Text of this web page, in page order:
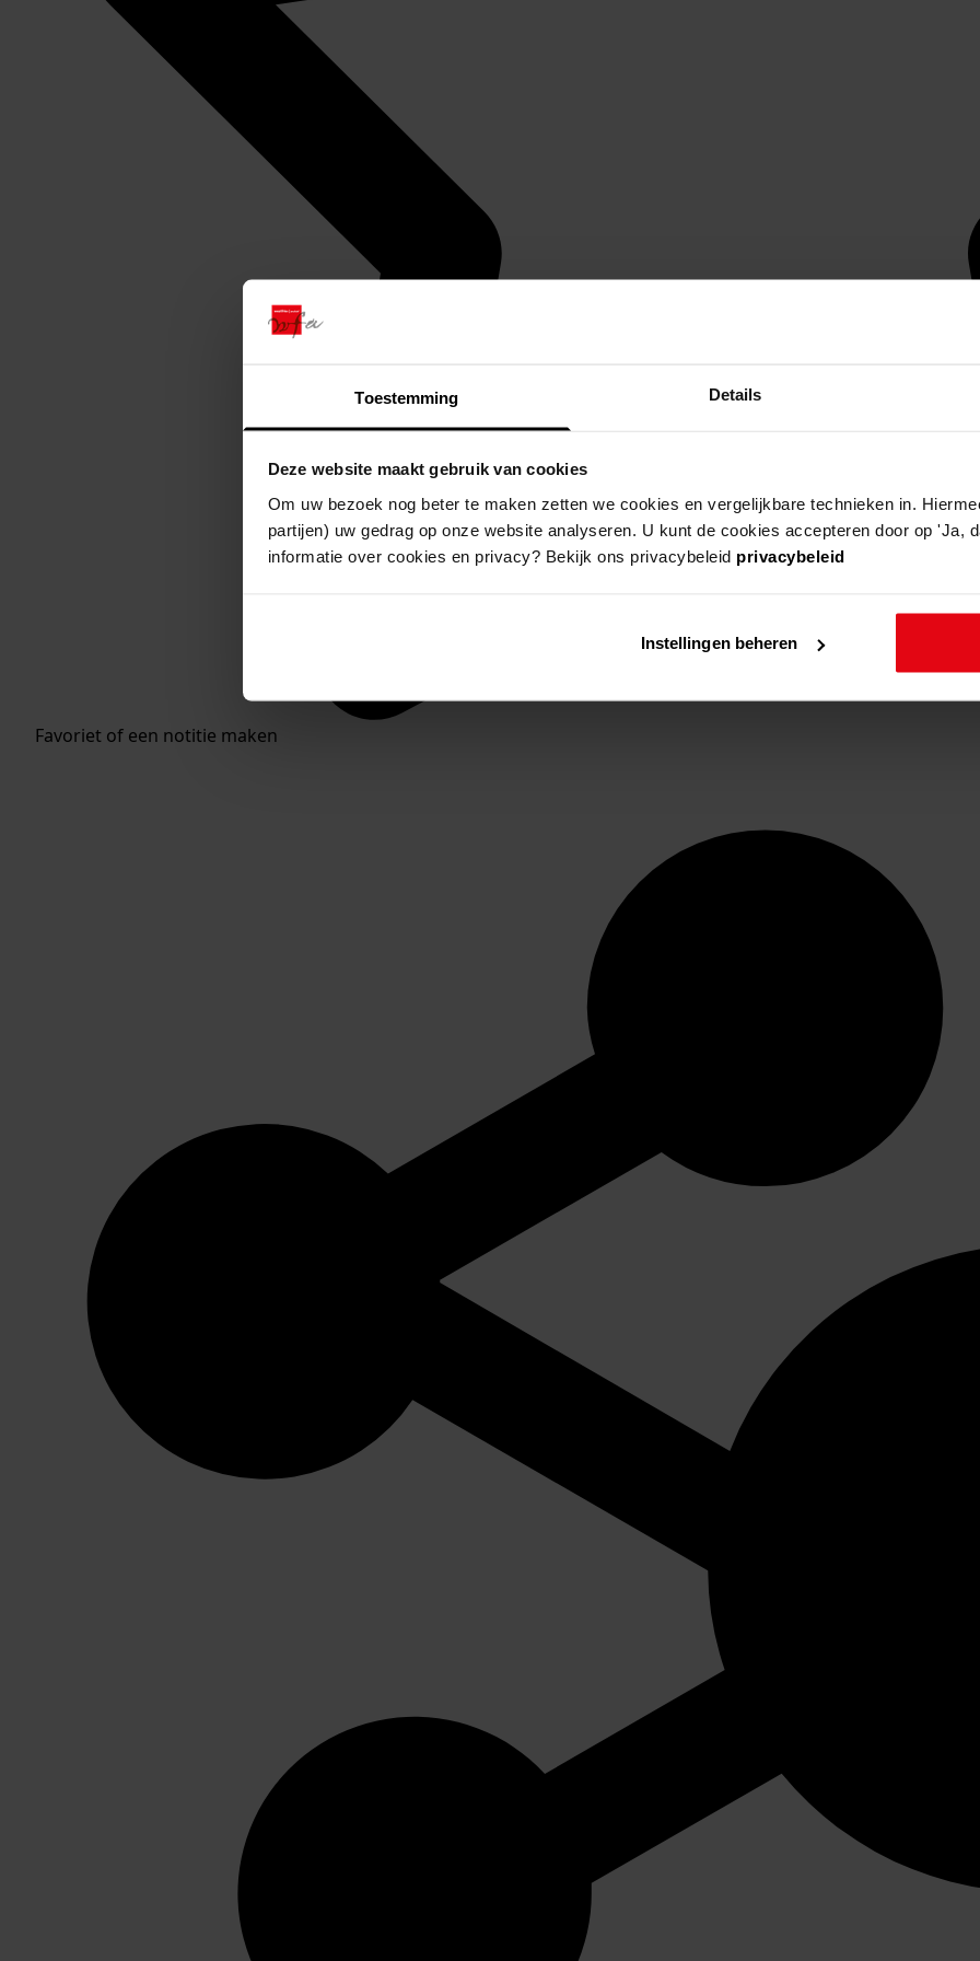
Toestemming Details
Deze website maakt gebruik van cookies
Om uw bezoek nog beter te maken zetten we cookies en vergelijkbare technieken in.
partijen) uw gedrag op onze website analyseren. U kunt de cookies accepteren door op 'Ja,
informatie over cookies en privacy? Bekijk ons privacybeleid privacybeleid
Instellingen beheren
Favoriet of een notitie maken